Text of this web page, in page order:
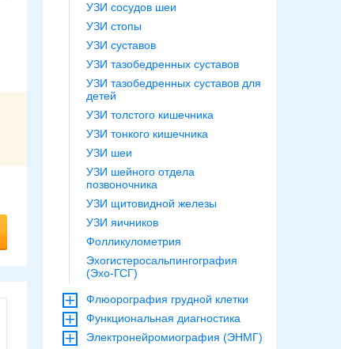
УЗИ сосудов шеи
УЗИ стопы
УЗИ суставов
УЗИ тазобедренных суставов
УЗИ тазобедренных суставов для
детей
УЗИ толстого кишечника
УЗИ тонкого кишечника
УЗИ шеи
УЗИ шейного отдела
позвоночника
УЗИ щитовидной железы
УЗИ яичников
Фолликулометрия
Эхогистеросальпингография
(Эхо-ГСГ)
Флюорография грудной клетки
Функциональная диагностика
Электронейромиография (ЭНМГ)